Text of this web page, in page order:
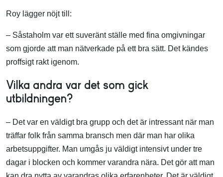
Roy lägger nöjt till:
– Såstaholm var ett suveränt ställe med fina omgivningar
som gjorde att man nätverkade på ett bra sätt. Det kändes
proffsigt rakt igenom.
Vilka andra var det som gick
utbildningen?
– Det var en väldigt bra grupp och det är intressant när man
träffar folk från samma bransch men där man har olika
arbetsuppgifter. Man umgås ju väldigt intensivt under tre
dagar i blocken och kommer varandra nära. Det gör att man